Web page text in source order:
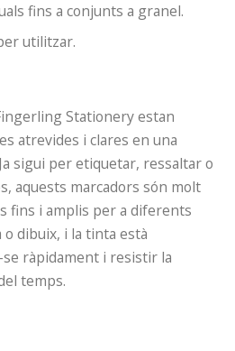
fins a conjunts a granel.
utilitzar.
Stationery estan
atrevides i clares en una
sigui per etiquetar, ressaltar o
aquests marcadors són molt
fins i amplis per a diferents
o dibuix, i la tinta està
ràpidament i resistir la
temps.